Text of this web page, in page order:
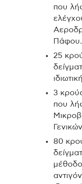
που
Πάφου.
25
3
που
80